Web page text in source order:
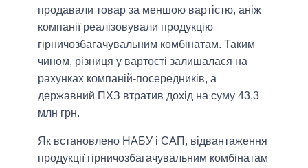
продавали товар за меншою вартістю, аніж
компанії реалізовували продукцію
гірничозбагачувальним комбінатам. Таким
чином, різниця у вартості залишалася на
рахунках компаній-посередників, а
державний ПХЗ втратив дохід на суму 43,3
млн грн.
Як встановлено НАБУ і САП, відвантаження
продукції гірничозбагачувальним комбінатам